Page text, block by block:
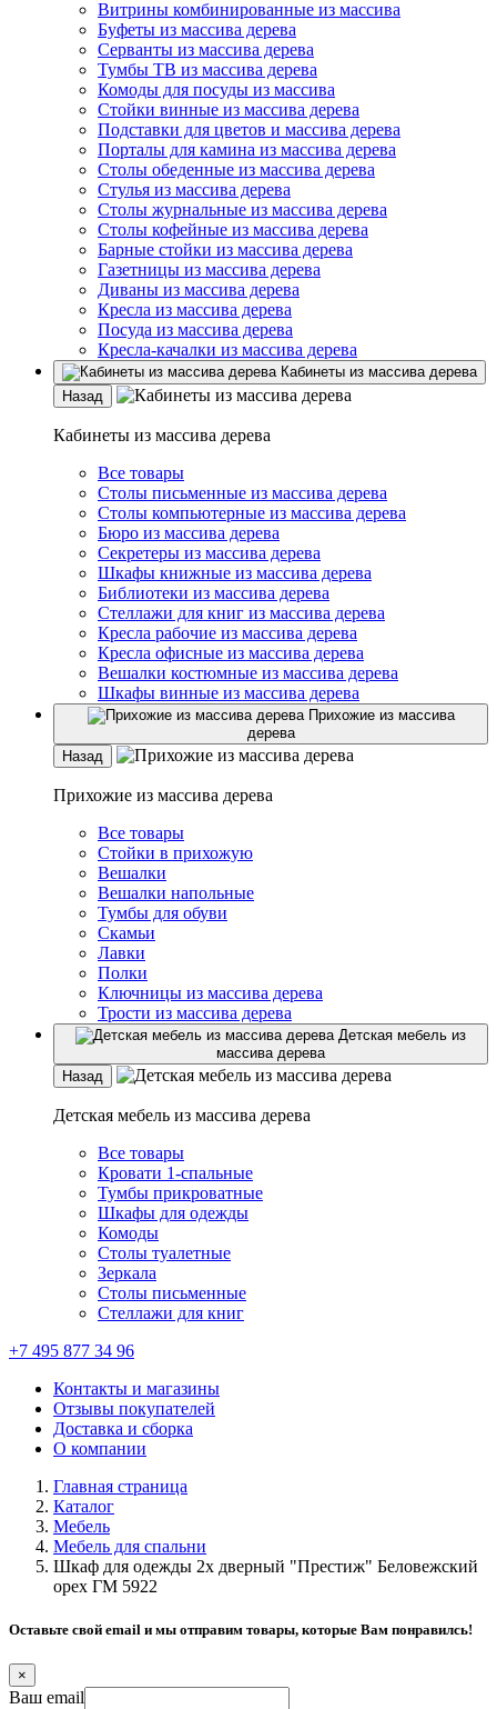
Витрины комбинированные из массива
Буфеты из массива дерева
Серванты из массива дерева
Тумбы ТВ из массива дерева
Комоды для посуды из массива
Стойки винные из массива дерева
Подставки для цветов и массива дерева
Порталы для камина из массива дерева
Столы обеденные из массива дерева
Стулья из массива дерева
Столы журнальные из массива дерева
Столы кофейные из массива дерева
Барные стойки из массива дерева
Газетницы из массива дерева
Диваны из массива дерева
Кресла из массива дерева
Посуда из массива дерева
Кресла-качалки из массива дерева
Кабинеты из массива дерева
Назад
Кабинеты из массива дерева
Все товары
Столы письменные из массива дерева
Столы компьютерные из массива дерева
Бюро из массива дерева
Секретеры из массива дерева
Шкафы книжные из массива дерева
Библиотеки из массива дерева
Стеллажи для книг из массива дерева
Кресла рабочие из массива дерева
Кресла офисные из массива дерева
Вешалки костюмные из массива дерева
Шкафы винные из массива дерева
Прихожие из массива
дерева
Назад
Прихожие из массива дерева
Все товары
Стойки в прихожую
Вешалки
Вешалки напольные
Тумбы для обуви
Скамьи
Лавки
Полки
Ключницы из массива дерева
Трости из массива дерева
Детская мебель из
массива дерева
Назад
Детская мебель из массива дерева
Все товары
Кровати 1-спальные
Тумбы прикроватные
Шкафы для одежды
Комоды
Столы туалетные
Зеркала
Столы письменные
Стеллажи для книг
+7 495 877 34 96
Контакты и магазины
Отзывы покупателей
Доставка и сборка
О компании
Главная страница
Каталог
Мебель
Мебель для спальни
Шкаф для одежды 2х дверный "Престиж" Беловежский
орех ГМ 5922
Оставьте свой email и мы отправим товары, которые Вам понравилсь!
×
Ваш email